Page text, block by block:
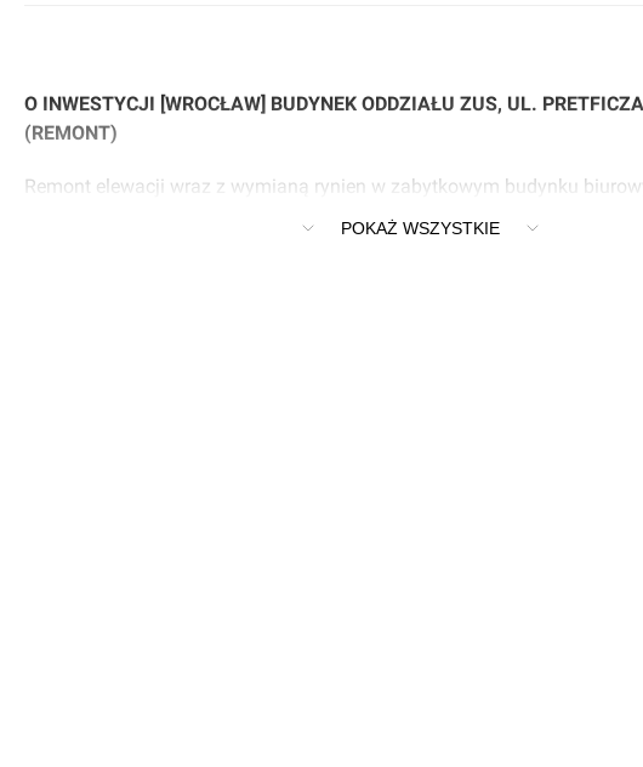
O INWESTYCJI [WROCŁAW] BUDYNEK ODDZIAŁU ZUS, UL.
(REMONT)
Remont elewacji wraz z wymianą rynien w zabytkowym budynku
POKAŻ WSZYSTKIE